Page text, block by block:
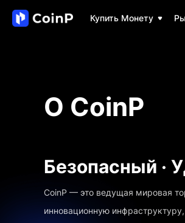
Купить Монету
О CoinP
Безопасный ·
CoinP — это ведущая мировая
инновационную